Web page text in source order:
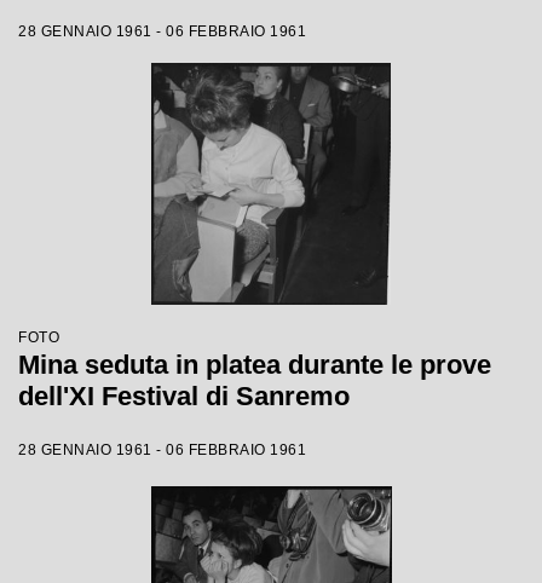
28 GENNAIO 1961 - 06 FEBBRAIO 1961
FOTO
Mina seduta in platea durante le prove
dell'XI Festival di Sanremo
28 GENNAIO 1961 - 06 FEBBRAIO 1961